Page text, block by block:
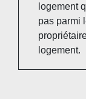
logement
pas parmi
logement.